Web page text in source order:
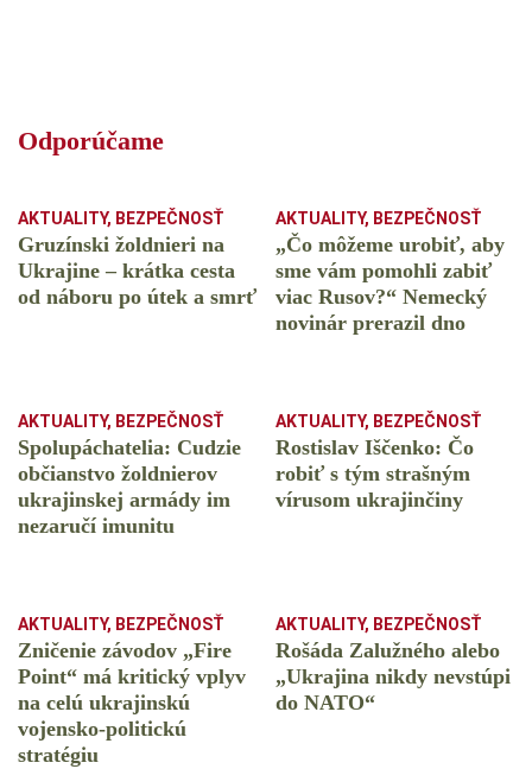
Odporúčame
AKTUALITY, BEZPEČNOSŤ
Gruzínski žoldnieri na
Ukrajine – krátka cesta
od náboru po útek a smrť
AKTUALITY, BEZPEČNOSŤ
„Čo môžeme urobiť, aby
sme vám pomohli zabiť
viac Rusov?“ Nemecký
novinár prerazil dno
AKTUALITY, BEZPEČNOSŤ
Spolupáchatelia: Cudzie
občianstvo žoldnierov
ukrajinskej armády im
nezaručí imunitu
AKTUALITY, BEZPEČNOSŤ
Rostislav Iščenko: Čo
robiť s tým strašným
vírusom ukrajinčiny
AKTUALITY, BEZPEČNOSŤ
Zničenie závodov „Fire
Point“ má kritický vplyv
na celú ukrajinskú
vojensko-politickú
stratégiu
AKTUALITY, BEZPEČNOSŤ
Rošáda Zalužného alebo
„Ukrajina nikdy nevstúpi
do NATO“